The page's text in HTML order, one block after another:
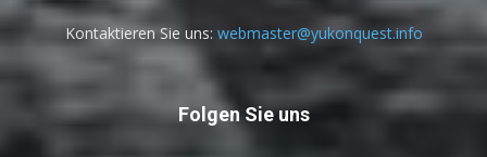
Kontaktieren Sie uns: webmaster@yukonquest.info
Folgen Sie uns